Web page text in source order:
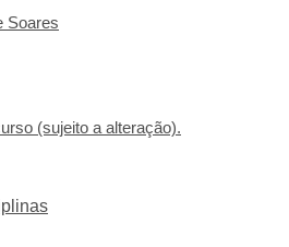
Soares
(sujeito a alteração).